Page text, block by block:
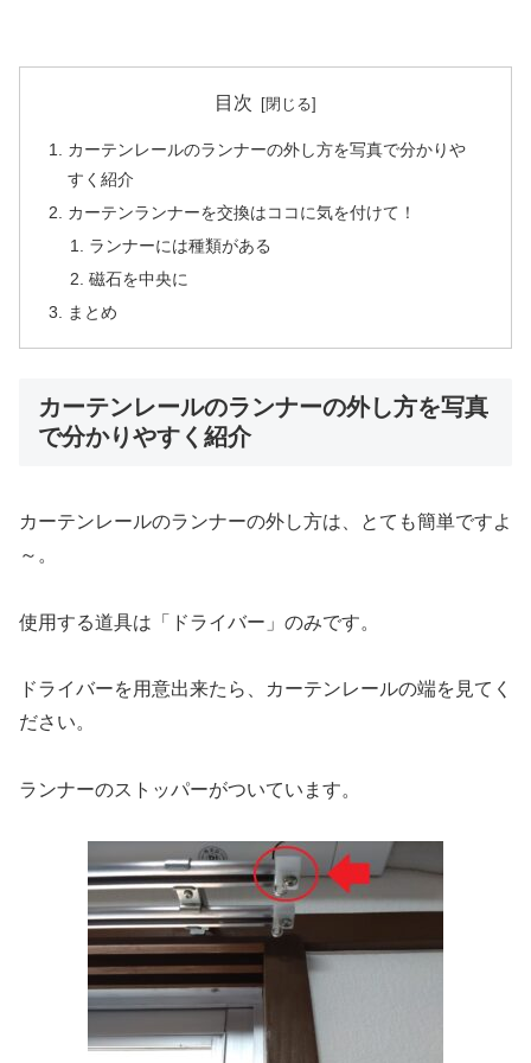
目次
カーテンレールのランナーの外し方を写真で分かりや
すく紹介
カーテンランナーを交換はココに気を付けて！
ランナーには種類がある
磁石を中央に
まとめ
カーテンレールのランナーの外し方を写真
で分かりやすく紹介
カーテンレールのランナーの外し方は、とても簡単ですよ
～。
使用する道具は「ドライバー」のみです。
ドライバーを用意出来たら、カーテンレールの端を見てく
ださい。
ランナーのストッパーがついています。